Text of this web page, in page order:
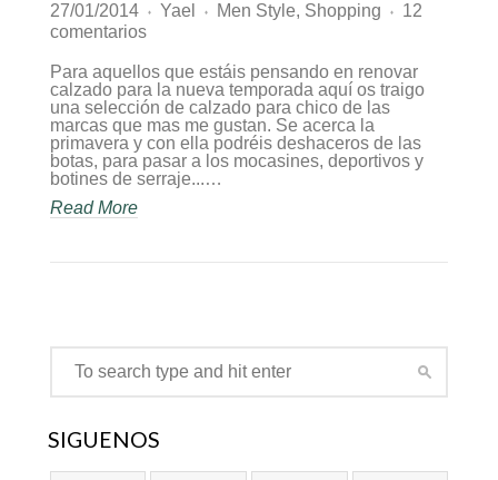
27/01/2014 ♦ Yael ♦ Men Style, Shopping ♦
12
comentariosen
para
chico
Para aquellos que estáis pensando en renovar
calzado para la nueva temporada aquí os traigo
una selección de calzado para chico de las
marcas que mas me gustan. Se acerca la
primavera y con ella podréis deshaceros de las
botas, para pasar a los mocasines, deportivos y
botines de serraje...…
Read More
SÍGUENOS